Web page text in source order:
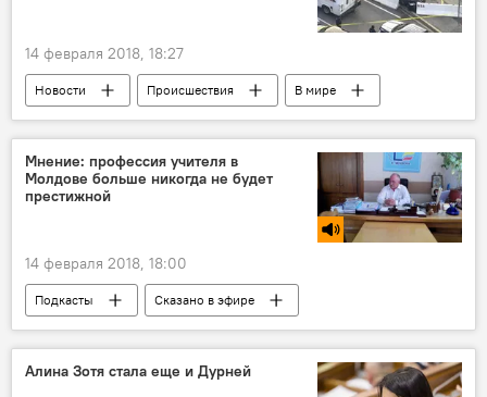
14 февраля 2018, 18:27
Новости Происшествия
В мире
США
АНБ США
ФБР
раненые
Мнение: профессия учителя в
Молдове больше никогда не будет
престижной
14 февраля 2018, 18:00
Подкасты
Сказано в эфире
Новости
Республика Молдова
Дмитрий Иванов
образование
Алина Зотя стала еще и Дурней